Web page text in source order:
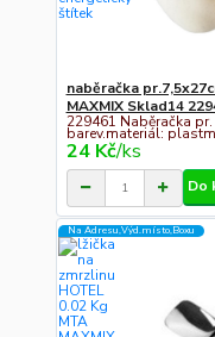
naběračka
MAXMIX Sklad14
229461 Naběračka
barev.materiál:
24 Kč/ks
Do
Na Adresu,Výd.místo,Boxu